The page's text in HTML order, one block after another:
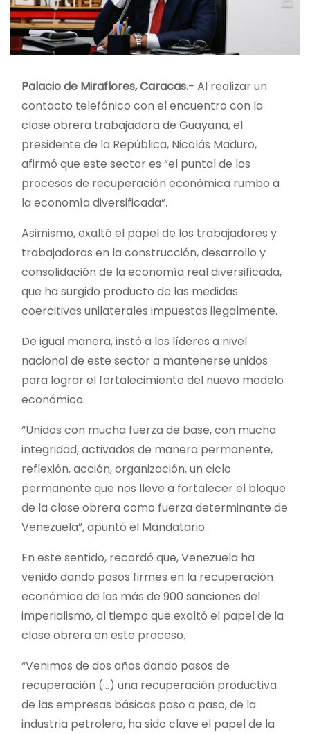
Palacio de Miraflores, Caracas.- Al realizar un
contacto telefónico con el encuentro con la
clase obrera trabajadora de Guayana, el
presidente de la República, Nicolás Maduro,
afirmó que este sector es “el puntal de los
procesos de recuperación económica rumbo a
la economía diversificada”.
Asimismo, exaltó el papel de los trabajadores y
trabajadoras en la construcción, desarrollo y
consolidación de la economía real diversificada,
que ha surgido producto de las medidas
coercitivas unilaterales impuestas ilegalmente.
De igual manera, instó a los líderes a nivel
nacional de este sector a mantenerse unidos
para lograr el fortalecimiento del nuevo modelo
económico.
“Unidos con mucha fuerza de base, con mucha
integridad, activados de manera permanente,
reflexión, acción, organización, un ciclo
permanente que nos lleve a fortalecer el bloque
de la clase obrera como fuerza determinante de
Venezuela”, apuntó el Mandatario.
En este sentido, recordó que, Venezuela ha
venido dando pasos firmes en la recuperación
económica de las más de 900 sanciones del
imperialismo, al tiempo que exaltó el papel de la
clase obrera en este proceso.
“Venimos de dos años dando pasos de
recuperación (…) una recuperación productiva
de las empresas básicas paso a paso, de la
industria petrolera, ha sido clave el papel de la